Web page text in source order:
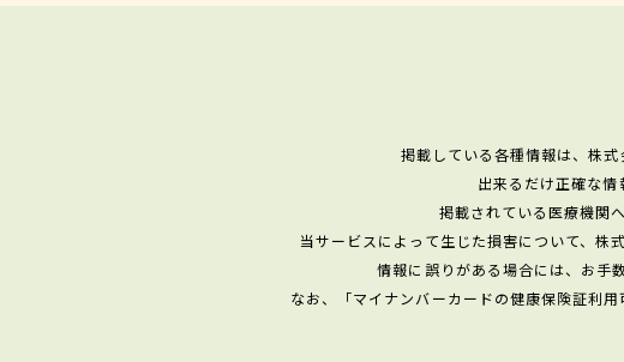
掲載している各種情報は、株
出来るだけ正確な情
掲載されている医療機関
当サービスによって生じた損害について、株
情報に誤りがある場合には、お手
なお、「マイナンバーカードの健康保険証利